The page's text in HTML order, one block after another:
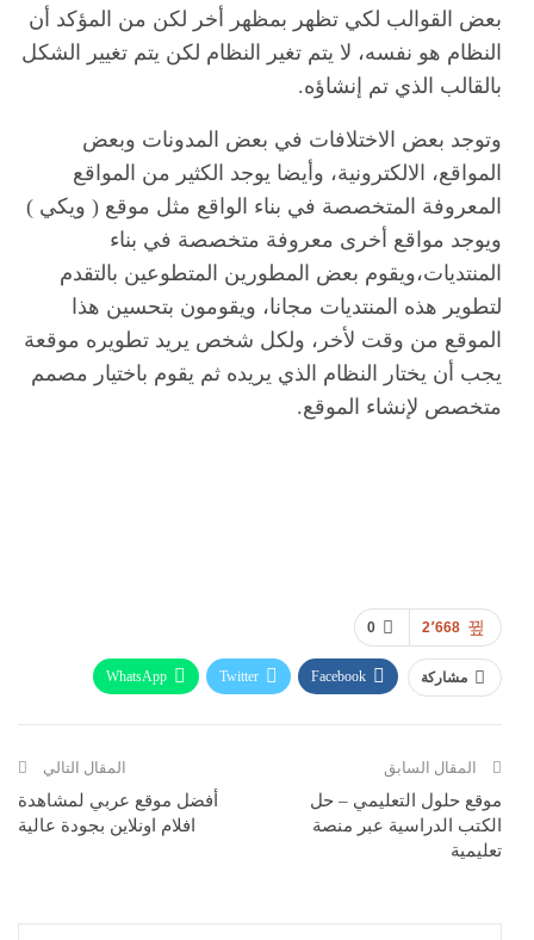
بعض القوالب لكي تظهر بمظهر أخر لكن من المؤكد أن
النظام هو نفسه، لا يتم تغير النظام لكن يتم تغيير الشكل
بالقالب الذي تم إنشاؤه.
وتوجد بعض الاختلافات في بعض المدونات وبعض
المواقع، الالكترونية، وأيضا يوجد الكثير من المواقع
المعروفة المتخصصة في بناء الواقع مثل موقع ( ويكي )
ويوجد مواقع أخرى معروفة متخصصة في بناء
المنتديات،ويقوم بعض المطورين المتطوعين بالتقدم
لتطوير هذه المنتديات مجانا، ويقومون بتحسين هذا
الموقع من وقت لأخر، ولكل شخص يريد تطويره موقعة
يجب أن يختار النظام الذي يريده ثم يقوم باختيار مصمم
متخصص لإنشاء الموقع.
0 2٬668
مشاركة Facebook
Twitter
WhatsApp
االبريد الالكتروني
المقال السابق
موقع حلول التعليمي – حل
الكتب الدراسية عبر منصة
تعليمية
المقال التالي
أفضل موقع عربي لمشاهدة
افلام اونلاين بجودة عالية